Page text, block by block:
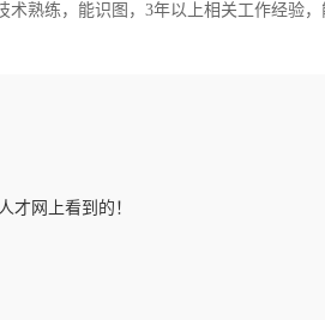
术熟练，能识图，3年以上相关工作经验
才网上看到的！